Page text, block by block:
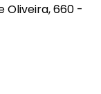
Oliveira, 660 -